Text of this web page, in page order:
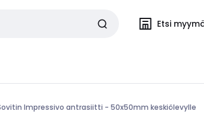
Etsi
Impressivo antrasiitti - 50x50mm keskiölevylle